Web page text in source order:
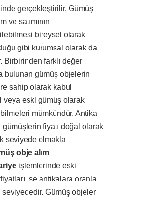
gerçekleştirilir. Gümüş
ve satımının
bireysel olarak
gibi kurumsal olarak da
Birbirinden farklı değer
bulunan gümüş objelerin
sahip olarak kabul
veya eski gümüş olarak
mümkündür. Antika
fiyatı doğal olarak
seviyede olmakla
obje alım
işlemlerinde eski
ise antikalara oranla
seviyededir. Gümüş objeler